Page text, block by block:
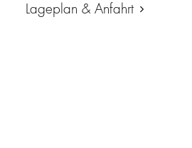
Lageplan & Anfahrt
Routenplaner (Google Maps)